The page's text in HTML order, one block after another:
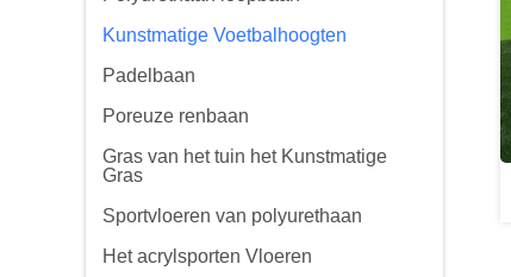
Kunstmatige Voetbalhoogten
Padelbaan
Poreuze renbaan
Gras van het tuin het Kunstmatige
Gras
Sportvloeren van polyurethaan
Het acrylsporten Vloeren